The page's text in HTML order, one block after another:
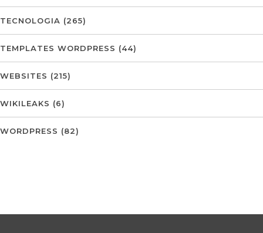
TECNOLOGIA (265)
TEMPLATES WORDPRESS (44)
WEBSITES (215)
WIKILEAKS (6)
WORDPRESS (82)